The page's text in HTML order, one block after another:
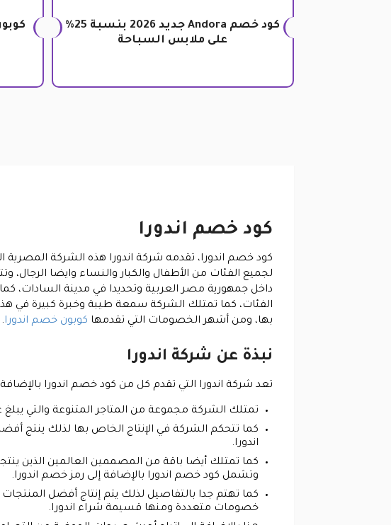
كود خصم Andora جديد 2026 بنسبة 25%
على ملابس السباحة
كود خصم اندورا
كود خصم اندورا، تقدمه شركة اندورا هذه الشركة المصرية
لجميع الفئات من الأطفال والكبار والنساء وايضا الرجال،
داخل جمهورية مصر العربية وتحديدا في مدينة السادات،
الفئات، كما تمتلك الشركة سمعة طيبة وخبرة كبيرة في
بها، ومن أشهر الخصومات التي تقدمها كوبون خصم اندورا.
نبذة عن شركة اندورا
تعد شركة اندورا التي تقدم كل من كود خصم اندورا بالإضافة
تمتلك الشركة مجموعة من المتاجر المتنوعة والتي يبلغ عددها حوالي 25 متجر تقريبا حيث تنتشر في
كما تتحكم الشركة في الإنتاج الخاص بها لذلك ينتج
اندورا.
كما تمتلك أيضا باقة من المصممين العالمين الذين
وتشمل كود خصم اندورا بالإضافة إلى رمز خصم اندورا.
كما تهتم جدا بالتفاصيل لذلك يتم إنتاج أفضل
خصومات متعددة ومنها قسيمة شراء اندورا.